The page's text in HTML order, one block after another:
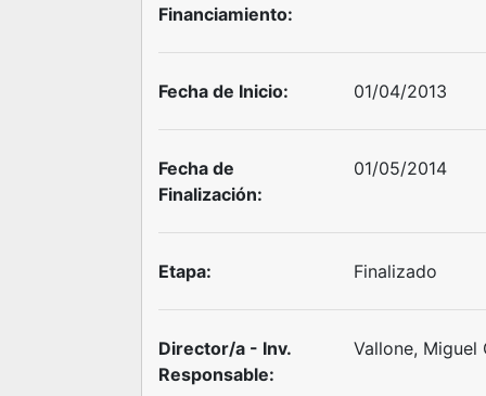
Financiamiento:
Fecha de Inicio: 01/04/2013
Fecha de
Finalización:
01/05/2014
Etapa: Finalizado
Director/a - Inv.
Responsable:
Vallone, Miguel